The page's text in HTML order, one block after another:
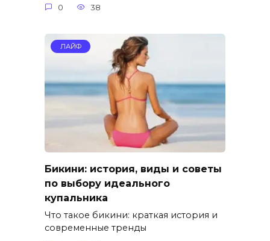
0 38
ЛАЙФ
Бикини: история, виды и советы
по выбору идеального
купальника
Что такое бикини: краткая история и
современные тренды